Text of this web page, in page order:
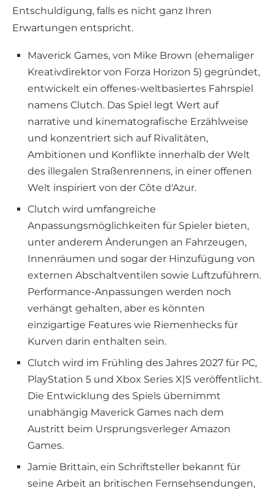
Entschuldigung, falls es nicht ganz Ihren
Erwartungen entspricht.
Maverick Games, von Mike Brown (ehemaliger
Kreativdirektor von Forza Horizon 5) gegründet,
entwickelt ein offenes-weltbasiertes Fahrspiel
namens Clutch. Das Spiel legt Wert auf
narrative und kinematografische Erzählweise
und konzentriert sich auf Rivalitäten,
Ambitionen und Konflikte innerhalb der Welt
des illegalen Straßenrennens, in einer offenen
Welt inspiriert von der Côte d'Azur.
Clutch wird umfangreiche
Anpassungsmöglichkeiten für Spieler bieten,
unter anderem Änderungen an Fahrzeugen,
Innenräumen und sogar der Hinzufügung von
externen Abschaltventilen sowie Luftzuführern.
Performance-Anpassungen werden noch
verhängt gehalten, aber es könnten
einzigartige Features wie Riemenhecks für
Kurven darin enthalten sein.
Clutch wird im Frühling des Jahres 2027 für PC,
PlayStation 5 und Xbox Series X|S veröffentlicht.
Die Entwicklung des Spiels übernimmt
unabhängig Maverick Games nach dem
Austritt beim Ursprungsverleger Amazon
Games.
Jamie Brittain, ein Schriftsteller bekannt für
seine Arbeit an britischen Fernsehsendungen,